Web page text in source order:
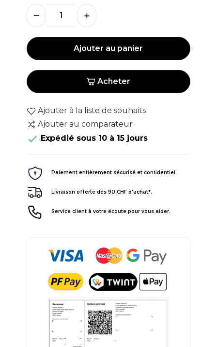
Ajouter au panier
Acheter
Ajouter à la liste de souhaits
Ajouter au comparateur
 Expédié sous 10 à 15 jours
Paiement entièrement sécurisé et confidentiel.
Livraison offerte dès 90 CHF d'achat*.
Service client à votre écoute pour vous aider.